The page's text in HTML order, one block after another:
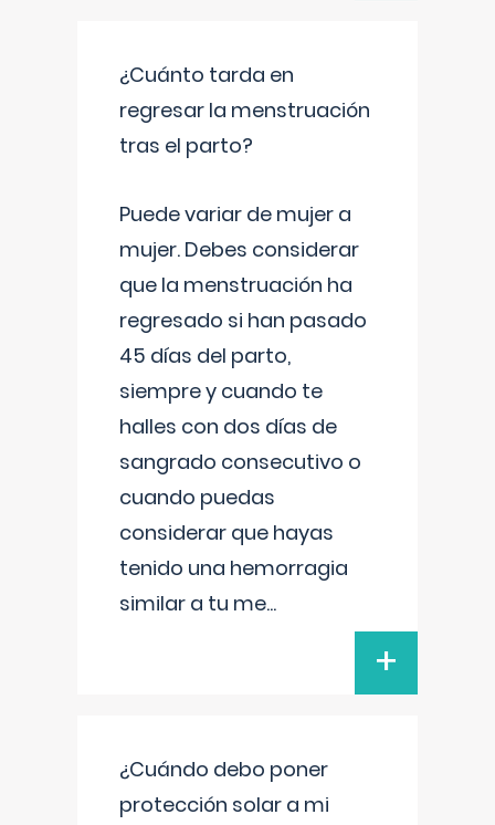
¿Cuánto tarda en
regresar la menstruación
tras el parto?
Puede variar de mujer a
mujer. Debes considerar
que la menstruación ha
regresado si han pasado
45 días del parto,
siempre y cuando te
halles con dos días de
sangrado consecutivo o
cuando puedas
considerar que hayas
tenido una hemorragia
similar a tu me...
+
¿Cuándo debo poner
protección solar a mi